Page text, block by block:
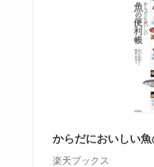
からだにおいしい
楽天ブックス